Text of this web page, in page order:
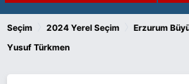
Seçim 2024 Yerel Seçim Erzurum
Yusuf Türkmen